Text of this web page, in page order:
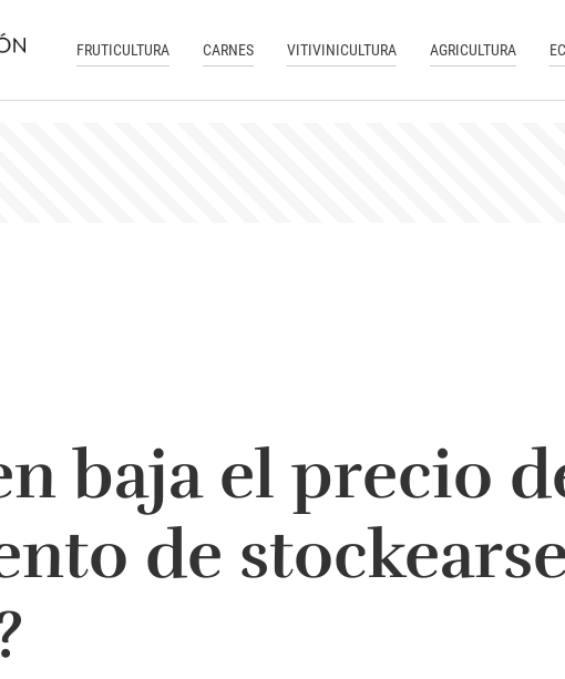
FRUTICULTURA CARNES VITIVINICULTURA AGRICULTURA
baja el precio
de